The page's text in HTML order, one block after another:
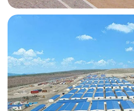
پروژه: انرژی مساحت ساختمان:
56223 متر مربع دوره ساخت: 2022 نکات اصلی در نظر گرفته شده:
خانه های کانتینری قابل جداسازی، فولاد